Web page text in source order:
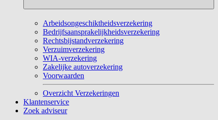
Arbeidsongeschiktheidsverzekering
Bedrijfsaansprakelijkheidsverzekering
Rechtsbijstandverzekering
Verzuimverzekering
WIA-verzekering
Zakelijke autoverzekering
Voorwaarden
Overzicht Verzekeringen
Klantenservice
Zoek adviseur